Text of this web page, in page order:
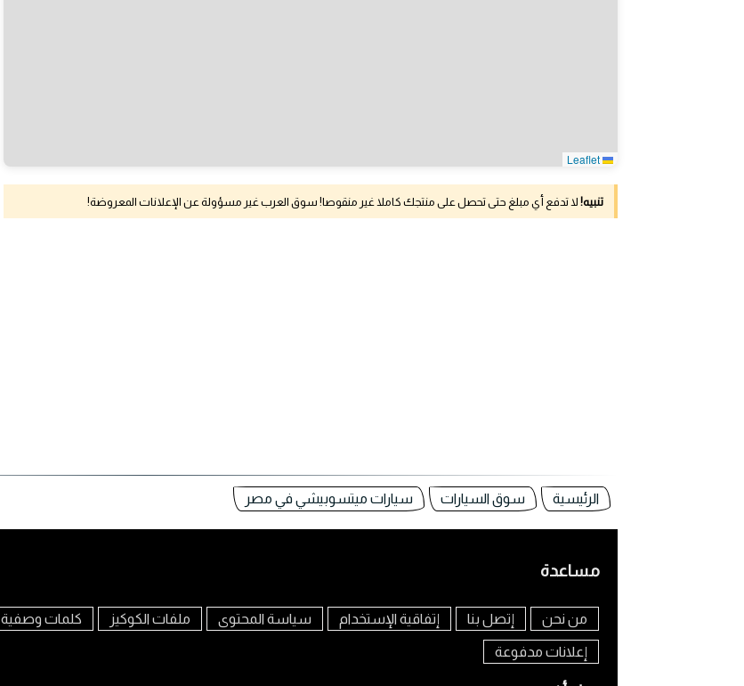
تنبيه! لا تدفع أي مبلغ حتى تحصل على منتجك كاملا غير منقوصا! سوق العرب غير مسؤولة عن الإعلانات المعروضة!
الرئيسية سوق السيارات سيارات ميتسوبيشي في مصر
مساعدة
من نحن إتصل بنا إتفاقية الإستخدام سياسة المحتوى ملفات الكوكيز كلمات وصفية
إعلانات مدفوعة